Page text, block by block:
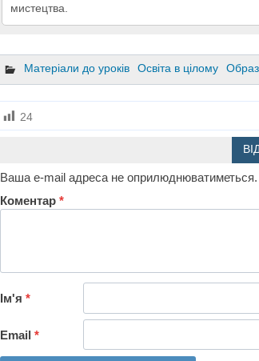
мистецтва.
Матеріали до уроків Освіта в цілому
24
Ваша e-mail адреса не оприлюднюватиметься.
Коментар *
Ім'я *
Email *